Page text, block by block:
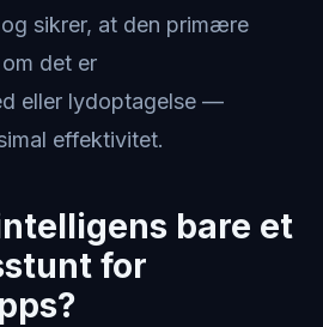
sikrer, at den primære
det er
eller lydoptagelse —
effektivitet.
bare et
for